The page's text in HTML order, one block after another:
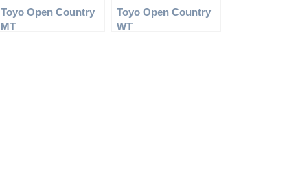
Toyo Open Country
MT
Toyo Open Country
WT